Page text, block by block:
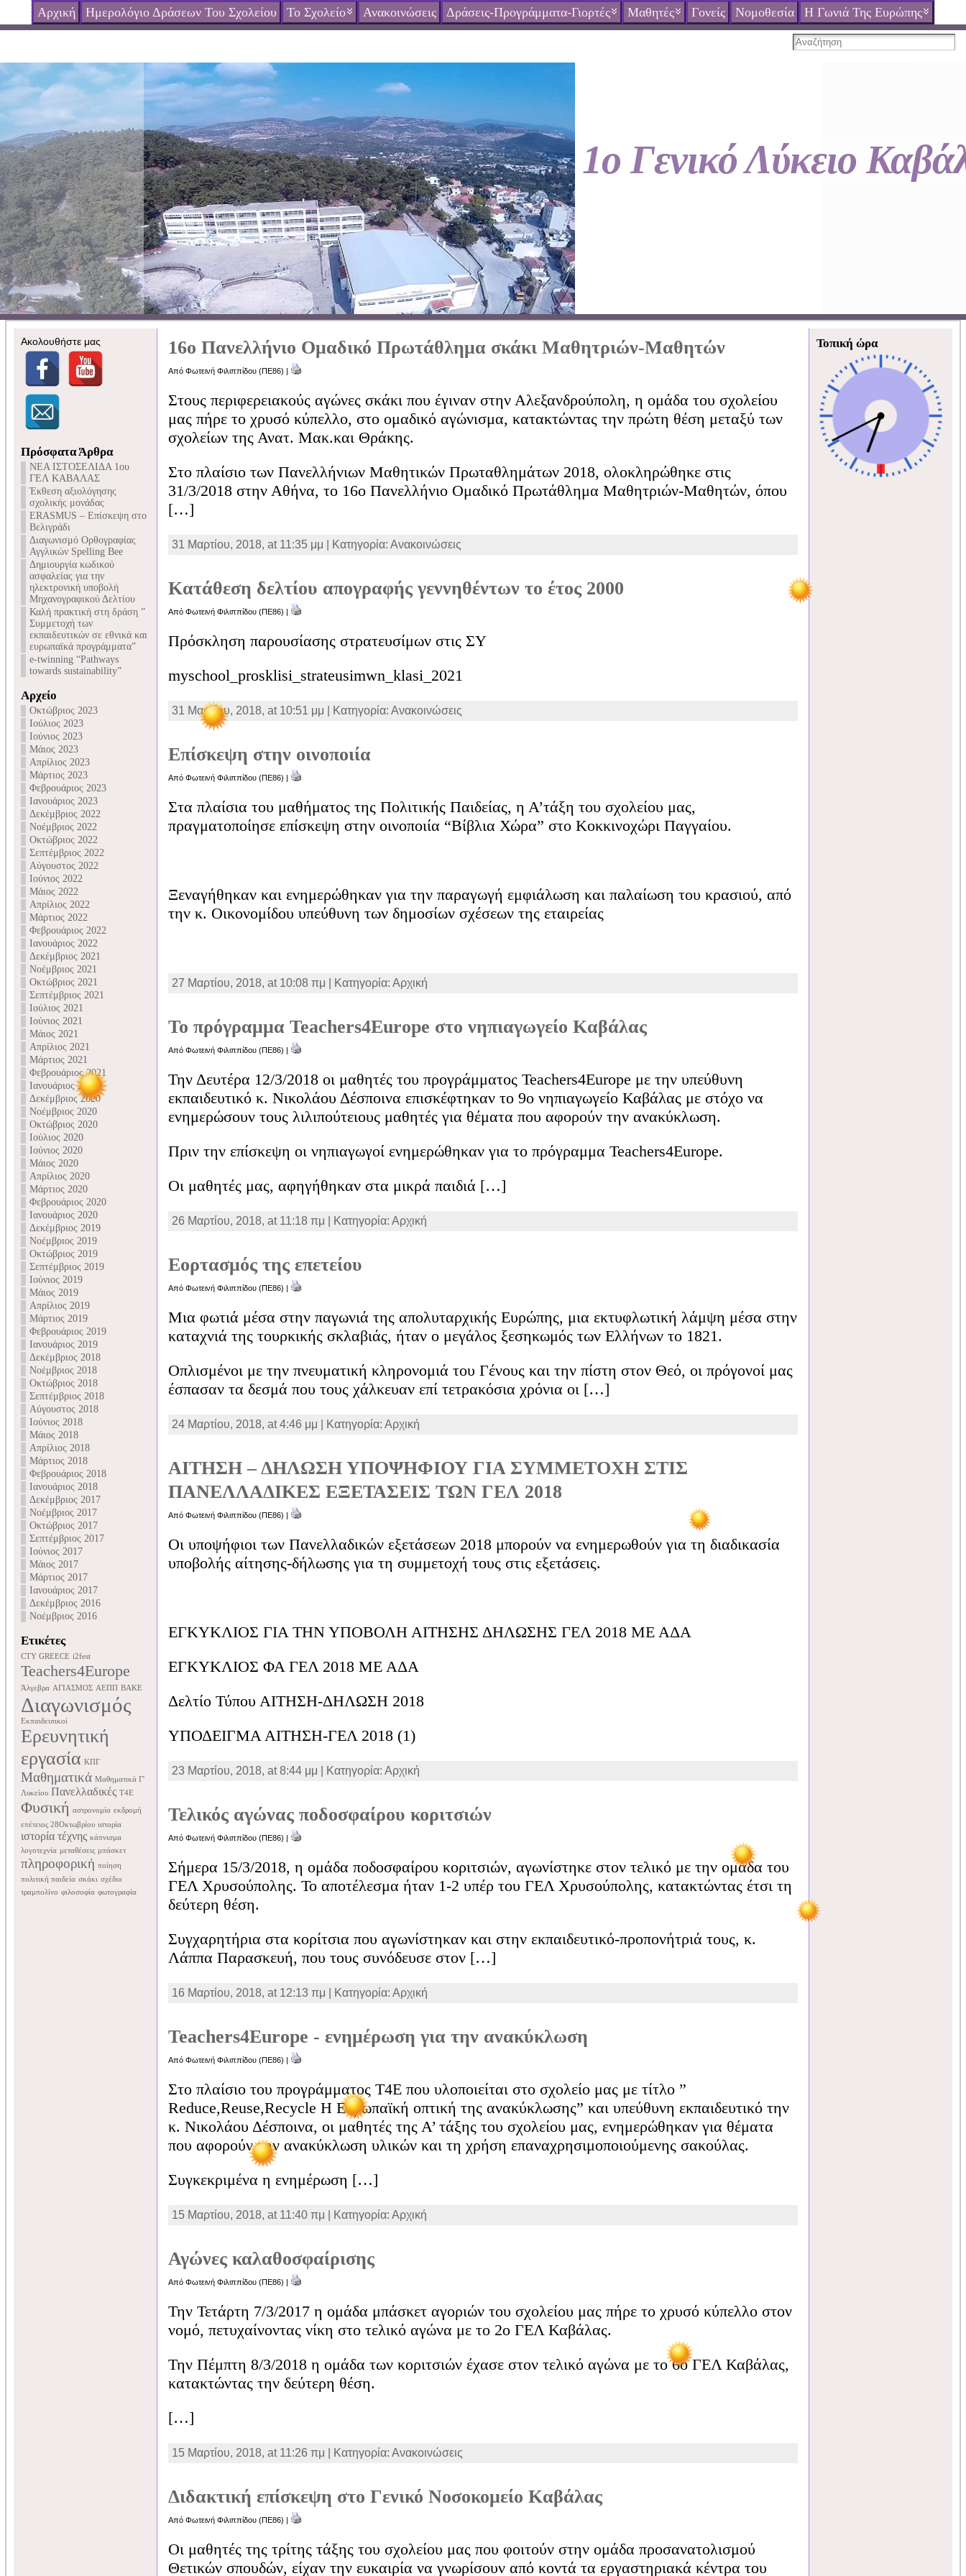
Αρχική Ημερολόγιο Δράσεων Του Σχολείου Το Σχολείο Ανακοινώσεις Δράσεις-Προγράμματα-Γιορτές Μαθητές Γονείς Νομοθεσία Η Γωνιά Της Ευρώπης
1ο Γενικό Λύκειο
Ακολουθήστε μας
Πρόσφατα Άρθρα
NEA ΙΣΤΟΣΕΛΙΔΑ 1ου
ΓΕΛ ΚΑΒΑΛΑΣ
Έκθεση αξιολόγησης
σχολικής μονάδας
ERASMUS – Επίσκεψη στο
Βελιγράδι
Διαγωνισμό Ορθογραφίας
Αγγλικών Spelling Bee
Δημιουργία κωδικού
ασφαλείας για την
ηλεκτρονική υποβολή
Μηχανογραφικού Δελτίου
Καλή πρακτική στη δράση ”
Συμμετοχή των
εκπαιδευτικών σε εθνικά και
ευρωπαϊκά προγράμματα”
e-twinning “Pathways
towards sustainability”
Αρχείο
Οκτώβριος 2023
Ιούλιος 2023
Ιούνιος 2023
Μάιος 2023
Απρίλιος 2023
Μάρτιος 2023
Φεβρουάριος 2023
Ιανουάριος 2023
Δεκέμβριος 2022
Νοέμβριος 2022
Οκτώβριος 2022
Σεπτέμβριος 2022
Αύγουστος 2022
Ιούνιος 2022
Μάιος 2022
Απρίλιος 2022
Μάρτιος 2022
Φεβρουάριος 2022
Ιανουάριος 2022
Δεκέμβριος 2021
Νοέμβριος 2021
Οκτώβριος 2021
Σεπτέμβριος 2021
Ιούλιος 2021
Ιούνιος 2021
Μάιος 2021
Απρίλιος 2021
Μάρτιος 2021
Φεβρουάριος 2021
Ιανουάριος 2021
Δεκέμβριος 2020
Νοέμβριος 2020
Οκτώβριος 2020
Ιούλιος 2020
Ιούνιος 2020
Μάιος 2020
Απρίλιος 2020
Μάρτιος 2020
Φεβρουάριος 2020
Ιανουάριος 2020
Δεκέμβριος 2019
Νοέμβριος 2019
Οκτώβριος 2019
Σεπτέμβριος 2019
Ιούνιος 2019
Μάιος 2019
Απρίλιος 2019
Μάρτιος 2019
Φεβρουάριος 2019
Ιανουάριος 2019
Δεκέμβριος 2018
Νοέμβριος 2018
Οκτώβριος 2018
Σεπτέμβριος 2018
Αύγουστος 2018
Ιούνιος 2018
Μάιος 2018
Απρίλιος 2018
Μάρτιος 2018
Φεβρουάριος 2018
Ιανουάριος 2018
Δεκέμβριος 2017
Νοέμβριος 2017
Οκτώβριος 2017
Σεπτέμβριος 2017
Ιούνιος 2017
Μάιος 2017
Μάρτιος 2017
Ιανουάριος 2017
Δεκέμβριος 2016
Νοέμβριος 2016
Ετικέτες
CTY GREECE i2fest
Teachers4Europe
Άλγεβρα ΑΓΙΑΣΜΟΣ ΑΕΠΠ ΒΑΚΕ
Διαγωνισμός
Εκπαιδευτικοί
Ερευνητική
εργασία ΚΠΓ
Μαθηματικά Μαθηματικά Γ'
Λυκείου Πανελλαδικές Τ4Ε
Φυσική αστρονομία εκδρομή
επέτειος 28Οκτωβρίου ιστορία
ιστορία τέχνης κάπνισμα
λογοτεχνία μεταθέσεις μπάσκετ
πληροφορική ποίηση
πολιτική παιδεία σκάκι σχέδιο
τραμπολίνο φιλοσοφία φωτογραφία
16ο Πανελλήνιο Ομαδικό Πρωτάθλημα σκάκι Μαθητριών-Μαθητών
Από Φωτεινή Φιλιππίδου (ΠΕ86) |
Στους περιφερειακούς αγώνες σκάκι που έγιναν στην Αλεξανδρούπολη, η ομάδα του σχολείου
μας πήρε το χρυσό κύπελλο, στο ομαδικό αγώνισμα, κατακτώντας την πρώτη θέση μεταξύ των
σχολείων της Ανατ. Μακ.και Θράκης.
Στο πλαίσιο των Πανελλήνιων Μαθητικών Πρωταθλημάτων 2018, ολοκληρώθηκε στις
31/3/2018 στην Αθήνα, το 16ο Πανελλήνιο Ομαδικό Πρωτάθλημα Μαθητριών-Μαθητών, όπου
[…]
31 Μαρτίου, 2018, at 11:35 μμ | Κατηγορία: Ανακοινώσεις
Κατάθεση δελτίου απογραφής γεννηθέντων το έτος 2000
Από Φωτεινή Φιλιππίδου (ΠΕ86) |
Πρόσκληση παρουσίασης στρατευσίμων στις ΣΥ
myschool_prosklisi_strateusimwn_klasi_2021
31 Μαρτίου, 2018, at 10:51 μμ | Κατηγορία: Ανακοινώσεις
Επίσκεψη στην οινοποιία
Από Φωτεινή Φιλιππίδου (ΠΕ86) |
Στα πλαίσια του μαθήματος της Πολιτικής Παιδείας, η Α’τάξη του σχολείου μας,
πραγματοποίησε επίσκεψη στην οινοποιία “Βίβλια Χώρα” στο Κοκκινοχώρι Παγγαίου.
Ξεναγήθηκαν και ενημερώθηκαν για την παραγωγή εμφιάλωση και παλαίωση του κρασιού, από
την κ. Οικονομίδου υπεύθυνη των δημοσίων σχέσεων της εταιρείας
27 Μαρτίου, 2018, at 10:08 πμ | Κατηγορία: Αρχική
Το πρόγραμμα Teachers4Europe στο νηπιαγωγείο Καβάλας
Από Φωτεινή Φιλιππίδου (ΠΕ86) |
Την Δευτέρα 12/3/2018 οι μαθητές του προγράμματος Teachers4Europe με την υπεύθυνη
εκπαιδευτικό κ. Νικολάου Δέσποινα επισκέφτηκαν το 9ο νηπιαγωγείο Καβάλας με στόχο να
ενημερώσουν τους λιλιπούτειους μαθητές για θέματα που αφορούν την ανακύκλωση.
Πριν την επίσκεψη οι νηπιαγωγοί ενημερώθηκαν για το πρόγραμμα Teachers4Europe.
Οι μαθητές μας, αφηγήθηκαν στα μικρά παιδιά […]
26 Μαρτίου, 2018, at 11:18 πμ | Κατηγορία: Αρχική
Εορτασμός της επετείου
Από Φωτεινή Φιλιππίδου (ΠΕ86) |
Μια φωτιά μέσα στην παγωνιά της απολυταρχικής Ευρώπης, μια εκτυφλωτική λάμψη μέσα στην
καταχνιά της τουρκικής σκλαβιάς, ήταν ο μεγάλος ξεσηκωμός των Ελλήνων το 1821.
Οπλισμένοι με την πνευματική κληρονομιά του Γένους και την πίστη στον Θεό, οι πρόγονοί μας
έσπασαν τα δεσμά που τους χάλκευαν επί τετρακόσια χρόνια οι […]
24 Μαρτίου, 2018, at 4:46 μμ | Κατηγορία: Αρχική
ΑΙΤΗΣΗ – ΔΗΛΩΣΗ ΥΠΟΨΗΦΙΟΥ ΓΙΑ ΣΥΜΜΕΤΟΧΗ ΣΤΙΣ
ΠΑΝΕΛΛΑΔΙΚΕΣ ΕΞΕΤΑΣΕΙΣ ΤΩΝ ΓΕΛ 2018
Από Φωτεινή Φιλιππίδου (ΠΕ86) |
Οι υποψήφιοι των Πανελλαδικών εξετάσεων 2018 μπορούν να ενημερωθούν για τη διαδικασία
υποβολής αίτησης-δήλωσης για τη συμμετοχή τους στις εξετάσεις.
EΓΚΥΚΛΙΟΣ ΓΙΑ ΤΗΝ ΥΠΟΒΟΛΗ ΑΙΤΗΣΗΣ ΔΗΛΩΣΗΣ ΓΕΛ 2018 ΜΕ ΑΔΑ
EΓΚΥΚΛΙΟΣ ΦΑ ΓΕΛ 2018 ΜΕ ΑΔΑ
Δελτίο Τύπου ΑΙΤΗΣΗ-ΔΗΛΩΣΗ 2018
ΥΠΟΔΕΙΓΜΑ ΑΙΤΗΣΗ-ΓΕΛ 2018 (1)
23 Μαρτίου, 2018, at 8:44 μμ | Κατηγορία: Αρχική
Τελικός αγώνας ποδοσφαίρου κοριτσιών
Από Φωτεινή Φιλιππίδου (ΠΕ86) |
Σήμερα 15/3/2018, η ομάδα ποδοσφαίρου κοριτσιών, αγωνίστηκε στον τελικό με την ομάδα του
ΓΕΛ Χρυσούπολης. Το αποτέλεσμα ήταν 1-2 υπέρ του ΓΕΛ Χρυσούπολης, κατακτώντας έτσι τη
δεύτερη θέση.
Συγχαρητήρια στα κορίτσια που αγωνίστηκαν και στην εκπαιδευτικό-προπονήτριά τους, κ.
Λάππα Παρασκευή, που τους συνόδευσε στον […]
16 Μαρτίου, 2018, at 12:13 πμ | Κατηγορία: Αρχική
Teachers4Europe - ενημέρωση για την ανακύκλωση
Από Φωτεινή Φιλιππίδου (ΠΕ86) |
Στο πλαίσιο του προγράμματος T4E που υλοποιείται στο σχολείο μας με τίτλο ”
Reduce,Reuse,Recycle Η Ευρωπαϊκή οπτική της ανακύκλωσης” και υπεύθυνη εκπαιδευτικό την
κ. Νικολάου Δέσποινα, οι μαθητές της Α’ τάξης του σχολείου μας, ενημερώθηκαν για θέματα
που αφορούν την ανακύκλωση υλικών και τη χρήση επαναχρησιμοποιούμενης σακούλας.
Συγκεκριμένα η ενημέρωση […]
15 Μαρτίου, 2018, at 11:40 πμ | Κατηγορία: Αρχική
Αγώνες καλαθοσφαίρισης
Από Φωτεινή Φιλιππίδου (ΠΕ86) |
Την Τετάρτη 7/3/2017 η ομάδα μπάσκετ αγοριών του σχολείου μας πήρε το χρυσό κύπελλο στον
νομό, πετυχαίνοντας νίκη στο τελικό αγώνα με το 2ο ΓΕΛ Καβάλας.
Την Πέμπτη 8/3/2018 η ομάδα των κοριτσιών έχασε στον τελικό αγώνα με το 6ο ΓΕΛ Καβάλας,
κατακτώντας την δεύτερη θέση.
[…]
15 Μαρτίου, 2018, at 11:26 πμ | Κατηγορία: Ανακοινώσεις
Διδακτική επίσκεψη στο Γενικό Νοσοκομείο Καβάλας
Από Φωτεινή Φιλιππίδου (ΠΕ86) |
Οι μαθητές της τρίτης τάξης του σχολείου μας που φοιτούν στην ομάδα προσανατολισμού
Θετικών σπουδών, είχαν την ευκαιρία να γνωρίσουν από κοντά τα εργαστηριακά κέντρα του
Τοπική ώρα